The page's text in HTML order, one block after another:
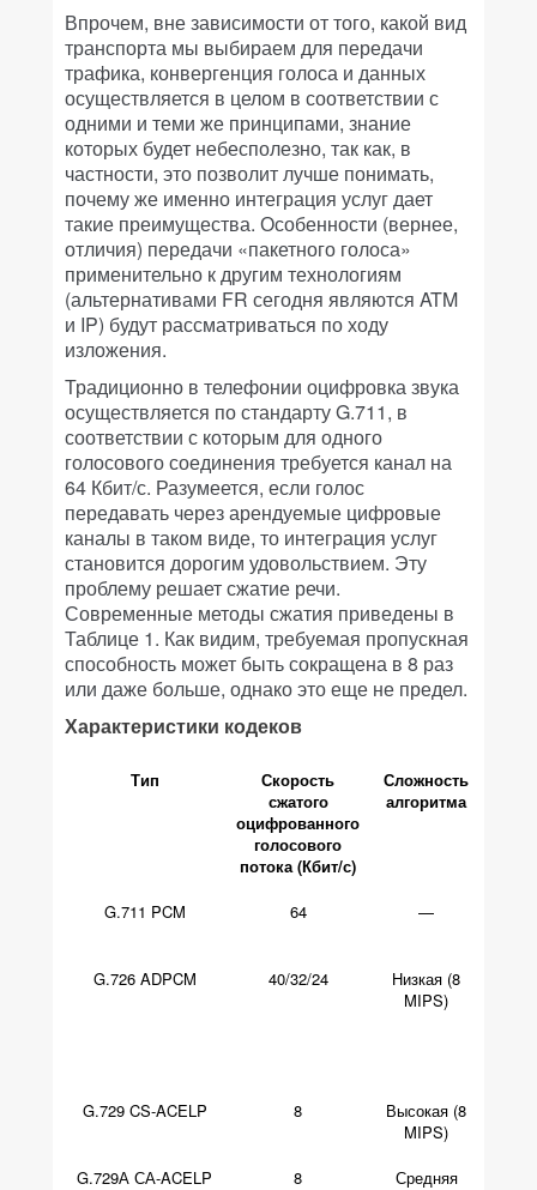
Впрочем, вне зависимости от того, какой вид
транспорта мы выбираем для передачи
трафика, конвергенция голоса и данных
осуществляется в целом в соответствии с
одними и теми же принципами, знание
которых будет небесполезно, так как, в
частности, это позволит лучше понимать,
почему же именно интеграция услуг дает
такие преимущества. Особенности (вернее,
отличия) передачи «пакетного голоса»
применительно к другим технологиям
(альтернативами FR сегодня являются ATM
и IP) будут рассматриваться по ходу
изложения.
Традиционно в телефонии оцифровка звука
осуществляется по стандарту G.711, в
соответствии с которым для одного
голосового соединения требуется канал на
64 Кбит/с. Разумеется, если голос
передавать через арендуемые цифровые
каналы в таком виде, то интеграция услуг
становится дорогим удовольствием. Эту
проблему решает сжатие речи.
Современные методы сжатия приведены в
Таблице 1. Как видим, требуемая пропускная
способность может быть сокращена в 8 раз
или даже больше, однако это еще не предел.
Характеристики кодеков
Тип
Скорость
сжатого
оцифрованного
голосового
потока (Кбит/с)
Сложность
алгоритма
G.711 PCM 64 —
G.726 ADPCM 40/32/24
Низкая (8
MIPS)
G.729 CS-ACELP 8
Высокая (8
MIPS)
G.729А СА-ACELP 8 Средняя